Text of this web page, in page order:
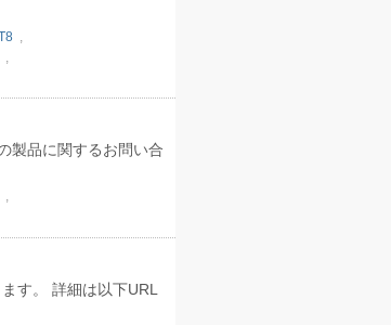
,
,
製品に関するお問い合
,
す。 詳細は以下URL